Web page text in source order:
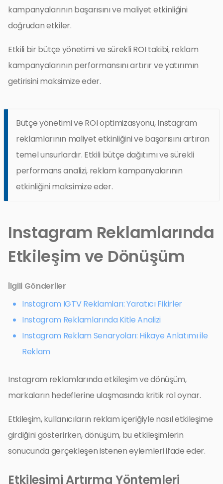
kampanyalarının başarısını ve maliyet etkinliğini
doğrudan etkiler.
Etkili bir bütçe yönetimi ve sürekli ROI takibi, reklam
kampanyalarının performansını artırır ve yatırımın
getirisini maksimize eder.
Bütçe yönetimi ve ROI optimizasyonu, Instagram
reklamlarının maliyet etkinliğini ve başarısını artıran
temel unsurlardır. Etkili bütçe dağıtımı ve sürekli
performans analizi, reklam kampanyalarının
etkinliğini maksimize eder.
Instagram Reklamlarında
Etkileşim ve Dönüşüm
İlgili Gönderiler
Instagram IGTV Reklamları: Yaratıcı Fikirler
Instagram Reklamlarında Kitle Analizi
Instagram Reklam Senaryoları: Hikaye Anlatımı ile
Reklam
Instagram reklamlarında etkileşim ve dönüşüm,
markaların hedeflerine ulaşmasında kritik rol oynar.
Etkileşim, kullanıcıların reklam içeriğiyle nasıl etkileşime
girdiğini gösterirken, dönüşüm, bu etkileşimlerin
sonucunda gerçekleşen istenen eylemleri ifade eder.
Etkileşimi Artırma Yöntemleri